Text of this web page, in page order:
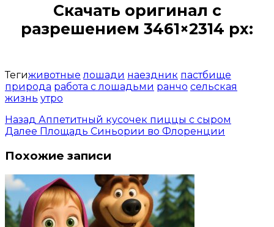
Скачать оригинал с
разрешением 3461×2314 px:
Тегиживотные лошади наездник пастбище
природа работа с лошадьми ранчо сельская
жизнь утро
Назад Аппетитный кусочек пиццы с сыром
Далее Площадь Синьории во Флоренции
Похожие записи